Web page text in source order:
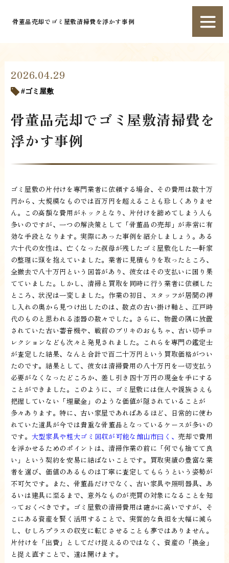
骨董品売却でゴミ屋敷清掃費を浮かす事例
2026.04.29
ゴミ屋敷
骨董品売却でゴミ屋敷清掃費を
浮かす事例
ゴミ屋敷の片付けを専門業者に依頼する場合、その費用は数十万
円から、大規模なものでは百万円を超えることも珍しくありませ
ん。この高額な費用がネックとなり、片付けを諦めてしまう人も
多いのですが、一つの解決策として「骨董品の売却」が非常に有
効な手段となります。実際にあった事例を紹介しましょう。ある
六十代の女性は、亡くなった叔母が残したゴミ屋敷化した一軒家
の整理に頭を抱えていました。業者に見積もりを取ったところ、
全撤去で八十万円という回答があり、彼女はその支払いに困り果
てていました。しかし、清掃と買取を同時に行う業者に依頼した
ところ、状況は一変しました。作業の初日、スタッフが居間の押
し入れの奥から見つけ出したのは、数点の古い掛け軸と、江戸時
代のものと思われる漆器の数々でした。さらに、物置の隅に放置
されていた古い蓄音機や、戦前のブリキのおもちゃ、古い切手コ
レクションなども次々と発見されました。これらを専門の鑑定士
が査定した結果、なんと合計で百二十万円という買取価格がつい
たのです。結果として、彼女は清掃費用の八十万円を一切支払う
必要がなくなったどころか、差し引き四十万円の現金を手にする
ことができました。このように、ゴミ屋敷には住人や親族さえも
把握していない「埋蔵金」のような価値が隠されていることが
多々あります。特に、古い家屋であればあるほど、日常的に使わ
れていた道具が今では貴重な骨董品となっているケースが多いの
です。 大型家具や粗大ゴミ回収が可能な館山市曰く、 売却で費用
を浮かせるためのポイントは、清掃作業の前に「何でも捨てて良
い」という契約を安易に結ばないことです。買取実績の豊富な業
者を選び、価値のあるものは丁寧に査定してもらうという姿勢が
不可欠です。また、骨董品だけでなく、古い家具や照明器具、あ
るいは建具に至るまで、意外なものが売買の対象になることを知
っておくべきです。ゴミ屋敷の清掃費用は確かに高いですが、そ
こにある資産を賢く活用することで、実質的な負担を大幅に減ら
し、むしろプラスの収支に転じさせることも夢ではありません。
片付けを「出費」としてだけ捉えるのではなく、資産の「換金」
と捉え直すことで、道は開けます。